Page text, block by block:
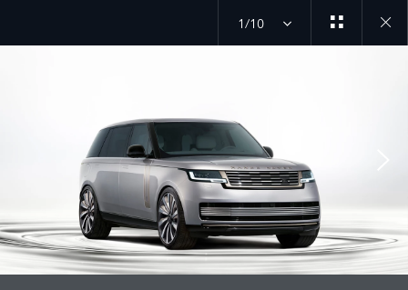
1/10